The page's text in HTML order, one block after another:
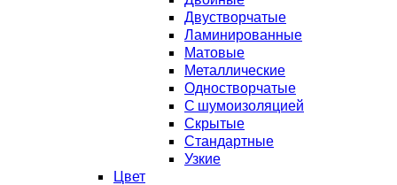
Двустворчатые
Ламинированные
Матовые
Металлические
Одностворчатые
С шумоизоляцией
Скрытые
Стандартные
Узкие
Цвет